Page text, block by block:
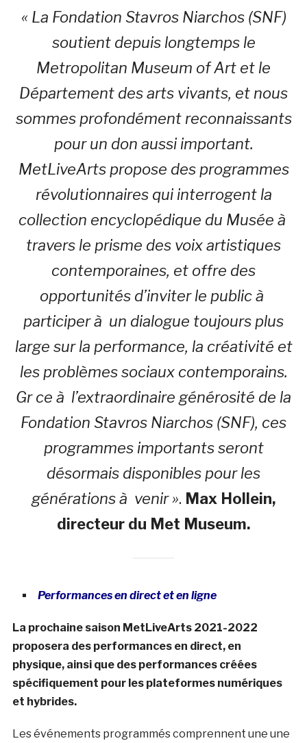
« La Fondation Stavros Niarchos (SNF)
soutient depuis longtemps le
Metropolitan Museum of Art et le
Département des arts vivants, et nous
sommes profondément reconnaissants
pour un don aussi important.
MetLiveArts propose des programmes
révolutionnaires qui interrogent la
collection encyclopédique du Musée à
travers le prisme des voix artistiques
contemporaines, et offre des
opportunités d’inviter le public à
participer à un dialogue toujours plus
large sur la performance, la créativité et
les problèmes sociaux contemporains.
Gr ce à l’extraordinaire générosité de la
Fondation Stavros Niarchos (SNF), ces
programmes importants seront
désormais disponibles pour les
générations à venir ». Max Hollein,
directeur du Met Museum.
Performances en direct et en ligne
La prochaine saison MetLiveArts 2021-2022
proposera des performances en direct, en
physique, ainsi que des performances créées
spécifiquement pour les plateformes numériques
et hybrides.
Les événements programmés comprennent une une